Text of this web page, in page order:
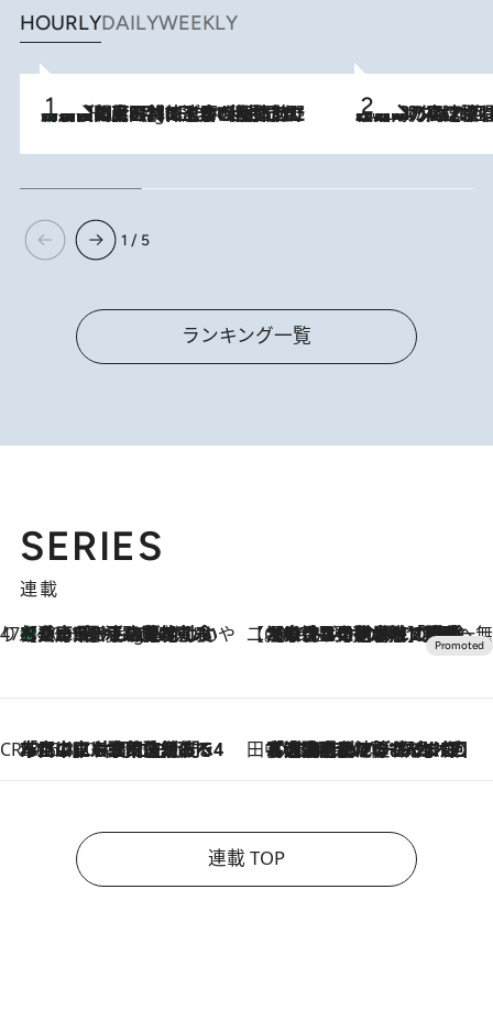
HOURLYDAILYWEEKLY
11 Hours Ago
「最後に見られてよかった」上野動物園の東園パンダ舎が解体前に特別公開。8月16日まで延長されたパネル展と共に辿る“半世紀”のパンダ飼育《解体工事の図面あり》 2026.8.7
「湘南乃風に憧れて」観客大盛上がりの“タオル回し”に、ラッパー顔負けの高速歌唱まで…さだまさし（74）のアグレッシブすぎる現在地
1 / 5
ランキング一覧
SERIES
連載
47都道府県の手みやげ ひんやりスイーツで夏を満喫
10 Hours Ago
【兵庫県】この夏絶対食べたい 冷やしておいしいおやつ3選 淡路島の恵みをジェラートに集約 【CREA×星野リゾート】唯一無二。癒しと発見が待つ場所へ
2026.8.7
【トンボの足水浴】ヒノキの香りに包まれて涼感マックス！約13℃の湧水かけ流しを避暑地「星野温泉 トンボの湯」で体験
CREA'S CHOICE
2026.8.7
「立川にも歌舞伎があるんだよ」 片岡仁左衛門・市川中車ら豪華座組みで4年目の立川立飛歌舞伎へ 田中稲の勝手に再ブーム
2026.8.7
「湘南乃風に憧れて」観客大盛上がりの“タオル回し”に、ラッパー顔負けの高速歌唱まで…さだまさし（74）のアグレッシブすぎる現在地
連載 TOP